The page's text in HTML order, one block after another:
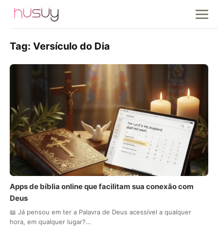
Tag: Versículo do Dia
Apps de bíblia online que facilitam sua conexão com
Deus
📖 Já pensou em ter a Palavra de Deus acessível a qualquer
hora, em qualquer lugar?…